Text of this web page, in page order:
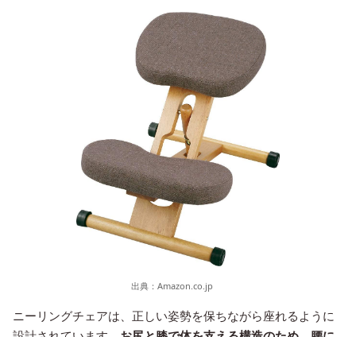
出典： Amazon.co.jp
ニーリングチェアは、正しい姿勢を保ちながら座れるように